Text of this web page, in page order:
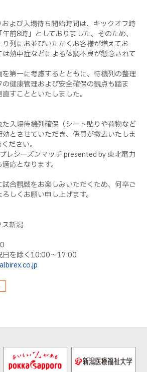
よび入場待ち開始時間は、キックオフ時
前8時」としておりました。そのため、
列にお並びいただくお客様が増えてお
熱中症などによる体調不良が懸念されて
第一に考慮するとともに、待機列の整理
健康管理および安全確保の観点も踏ま
すことといたしました。
た入場待機列確保（シート貼りや荷物など
とさせていただき、係員が撤去いたしま
ださい。
レシーズンマッチ presented by 東北電力
応となります。
合観戦をお楽しみいただくため、何卒ご
しくお願い申し上げます。
ス新潟
日を除く10:00～17:00